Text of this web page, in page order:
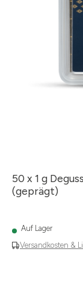
50 x 1 g
(geprägt)
Versandkosten &
Auf Lager